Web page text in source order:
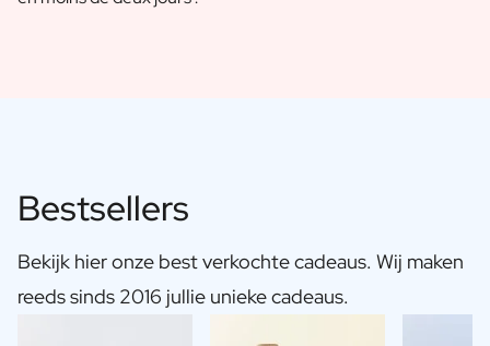
Bestsellers
Bekijk hier onze best verkochte cadeaus. Wij maken
reeds sinds 2016 jullie unieke cadeaus.